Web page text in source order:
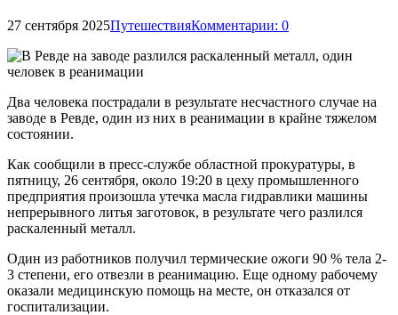
27 сентября 2025ПутешествияКомментарии: 0
Два человека пострадали в результате несчастного случае на
заводе в Ревде, один из них в реанимации в крайне тяжелом
состоянии.
Как сообщили в пресс-службе областной прокуратуры, в
пятницу, 26 сентября, около 19:20 в цеху промышленного
предприятия произошла утечка масла гидравлики машины
непрерывного литья заготовок, в результате чего разлился
раскаленный металл.
Один из работников получил термические ожоги 90 % тела 2-
3 степени, его отвезли в реанимацию. Еще одному рабочему
оказали медицинскую помощь на месте, он отказался от
госпитализации.